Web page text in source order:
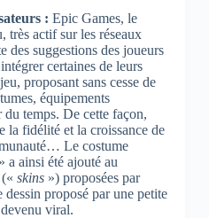
: Epic Games, le
très actif sur les réseaux
des suggestions des joueurs
certaines de leurs
proposant sans cesse de
équipements
du temps. De cette façon,
la fidélité et la croissance de
Le costume
a ainsi été ajouté au
skins ») proposées par
dessin proposé par une petite
viral.